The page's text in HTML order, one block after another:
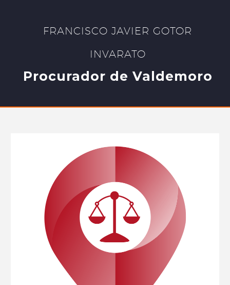
FRANCISCO JAVIER GOTOR
INVARATO
Procurador de Valdemoro